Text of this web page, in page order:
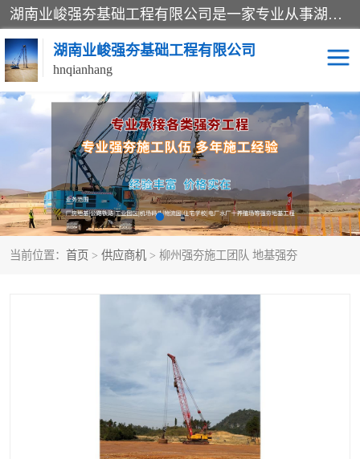
湖南业峻强夯基础工程有限公司是一家专业从事湖南强夯基础工程、强夯机租赁，地基处理的施工单位。业务覆盖：湖南、广东，江西等地。可承接1000KN.m-25000KN.m强夯（置换）工程。公司创始人是国内较早期从事强夯施工的建设者，经过多年的一步一个脚印的发展，在行业内具有较高的度和良好的口碑。
湖南业峻强夯基础工程有限公司
hnqianhang
当前位置： 首页 > 供应商机 > 柳州强夯施工团队 地基强夯
强夯施工案例 强夯机租赁
强夯施工工程 强夯施工队伍
强夯队伍